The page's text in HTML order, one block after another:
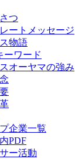
つ
ートメッセージ
物語
ーワード
オーヤマの強み
企業一覧
PDF
ー活動